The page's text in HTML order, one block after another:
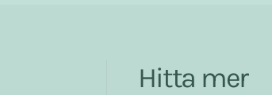
Hitta mer